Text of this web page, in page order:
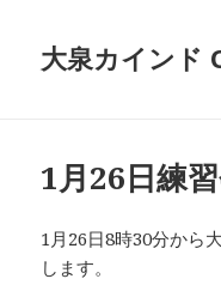
大泉カイン
1月26日練
1月26日8時30分から
します。